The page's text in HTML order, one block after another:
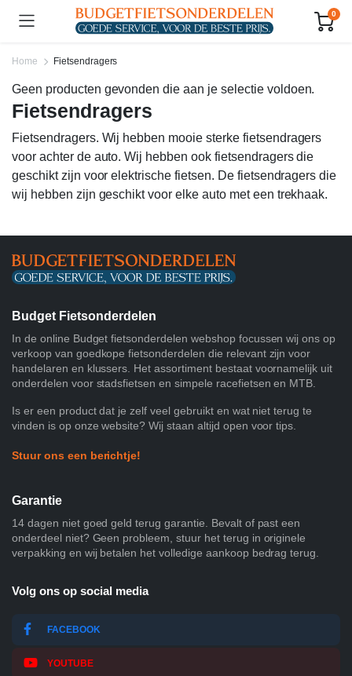
0
Home Fietsendragers
Geen producten gevonden die aan je selectie voldoen.
Fietsendragers
Fietsendragers. Wij hebben mooie sterke fietsendragers
voor achter de auto. Wij hebben ook fietsendragers die
geschikt zijn voor elektrische fietsen. De fietsendragers die
wij hebben zijn geschikt voor elke auto met een trekhaak.
Budget Fietsonderdelen
In de online Budget fietsonderdelen webshop focussen wij ons op
verkoop van goedkope fietsonderdelen die relevant zijn voor
handelaren en klussers. Het assortiment bestaat voornamelijk uit
onderdelen voor stadsfietsen en simpele racefietsen en MTB.
Is er een product dat je zelf veel gebruikt en wat niet terug te
vinden is op onze website? Wij staan altijd open voor tips.
Stuur ons een berichtje!
Garantie
14 dagen niet goed geld terug garantie. Bevalt of past een
onderdeel niet? Geen probleem, stuur het terug in originele
verpakking en wij betalen het volledige aankoop bedrag terug.
Volg ons op social media
FACEBOOK
YOUTUBE